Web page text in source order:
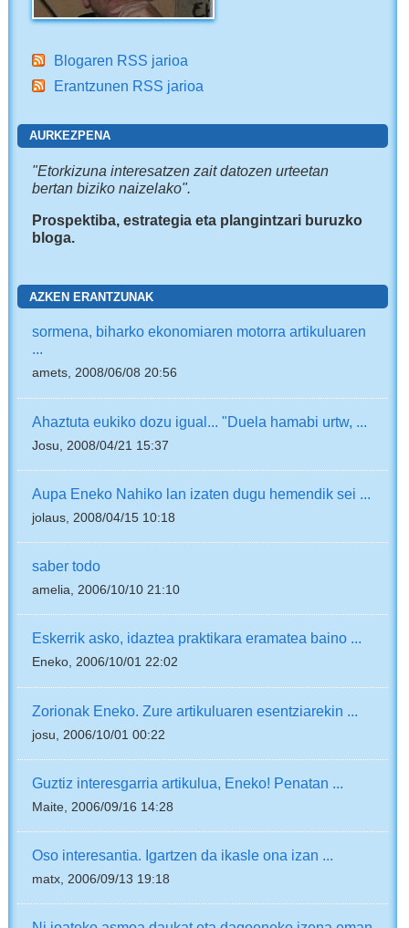
Blogaren RSS jarioa
Erantzunen RSS jarioa
AURKEZPENA
"Etorkizuna interesatzen zaitdatozen urteetan
bertan biziko naizelako".
Prospektiba, estrategia eta plangintzari buruzko
bloga.
AZKEN ERANTZUNAK
sormena, biharko ekonomiaren motorra artikuluaren
...
amets, 2008/06/08 20:56
Ahaztuta eukiko dozu igual... "Duela hamabi urtw, ...
Josu, 2008/04/21 15:37
Aupa Eneko Nahiko lan izaten dugu hemendik sei ...
jolaus, 2008/04/15 10:18
saber todo
amelia, 2006/10/10 21:10
Eskerrik asko, idaztea praktikara eramatea baino ...
Eneko, 2006/10/01 22:02
Zorionak Eneko. Zure artikuluaren esentziarekin ...
josu, 2006/10/01 00:22
Guztiz interesgarria artikulua, Eneko! Penatan ...
Maite, 2006/09/16 14:28
Oso interesantia. Igartzen da ikasle ona izan ...
matx, 2006/09/13 19:18